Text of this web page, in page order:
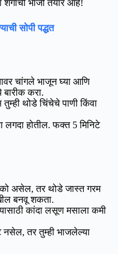
शेंगाची भाजी तयार आहे!
सोपी पद्धत
चांगले भाजून घ्या आणि
करा.
थोडे चिंचेचे पाणी किंवा
लगदा होतील. फक्त 5 मिनिटे
असेल, तर थोडे जास्त गरम
बनवू शकता.
कांदा लसूण मसाला कमी
तर तुम्ही भाजलेल्या